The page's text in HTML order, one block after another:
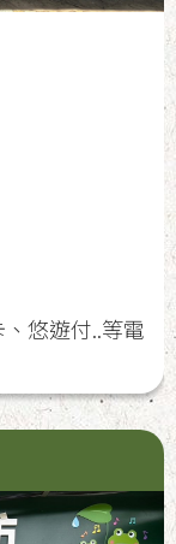
悠遊付..等電